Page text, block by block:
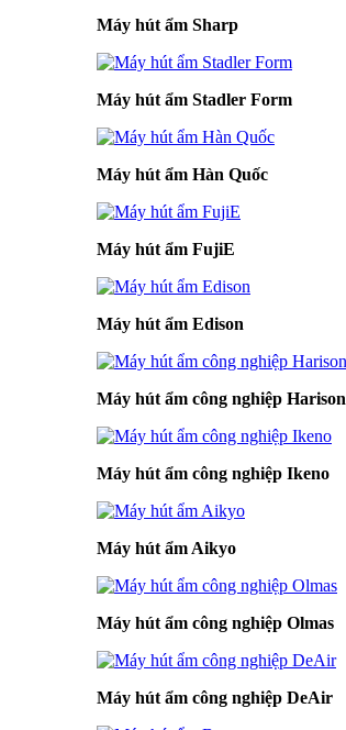
Máy hút ẩm Sharp
Máy hút ẩm Stadler Form
Máy hút ẩm Hàn Quốc
Máy hút ẩm FujiE
Máy hút ẩm Edison
Máy hút ẩm công nghiệp Harison
Máy hút ẩm công nghiệp Ikeno
Máy hút ẩm Aikyo
Máy hút ẩm công nghiệp Olmas
Máy hút ẩm công nghiệp DeAir